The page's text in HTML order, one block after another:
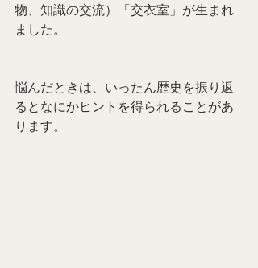
物、知識の交流）「交衣室」が生まれ
ました。
悩んだときは、いったん歴史を振り返
るとなにかヒントを得られることがあ
ります。